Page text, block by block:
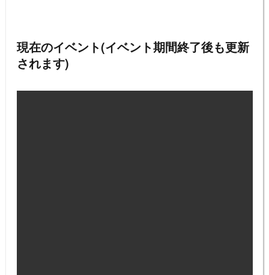
現在のイベント(イベント期間終了後も更新
されます)